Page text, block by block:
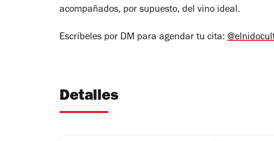
acompañados, por supuesto, del vino ideal.
Escríbeles por DM para agendar tu cita:
Detalles